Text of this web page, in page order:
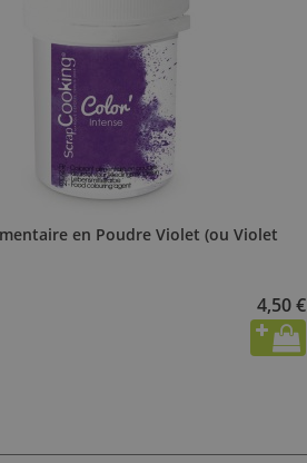
en Poudre Violet (ou Violet
4,50 €